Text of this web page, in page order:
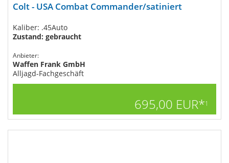
Colt - USA Combat Commander/satiniert
Kaliber: .45Auto
Zustand: gebraucht
Anbieter:
Waffen Frank GmbH
Alljagd-Fachgeschäft
695,00 EUR*1